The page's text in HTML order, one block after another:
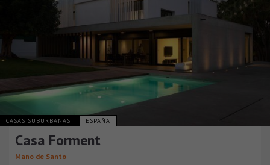
CASAS SUBURBANAS ESPAÑA
Casa Forment
Mano de Santo